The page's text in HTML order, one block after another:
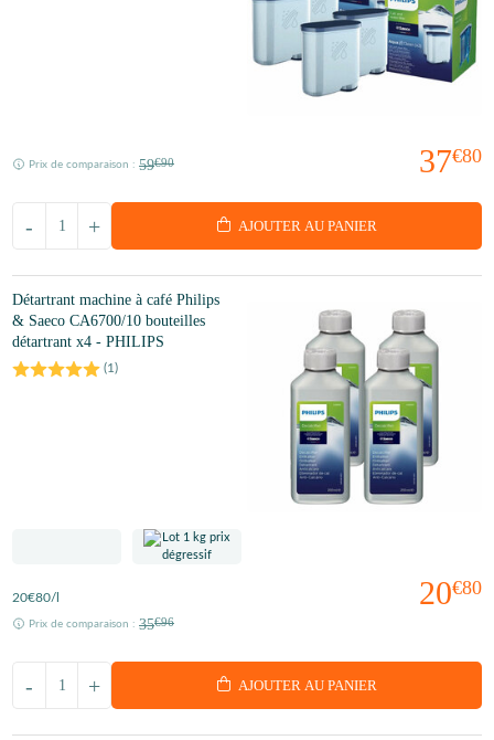
37€80
Prix de comparaison : 59€90
+
- AJOUTER AU PANIER
Détartrant machine à café Philips
& Saeco CA6700/10 bouteilles
détartrant x4 - PHILIPS
(1)
20€80
20€80/l
Prix de comparaison : 35€96
+
- AJOUTER AU PANIER